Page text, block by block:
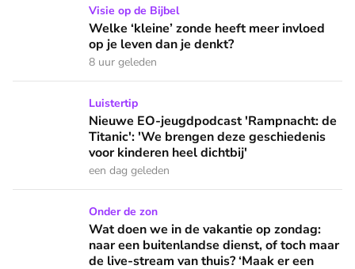
Welke ‘kleine’ zonde heeft meer invloed op je leven dan je
Visie op de Bijbel
Welke ‘kleine’ zonde heeft meer invloed
op je leven dan je denkt?
8 uur geleden
Nieuwe EO-jeugdpodcast 'Rampnacht: de Titanic': 'We
Luistertip
Nieuwe EO-jeugdpodcast 'Rampnacht: de
Titanic': 'We brengen deze geschiedenis
voor kinderen heel dichtbij'
een dag geleden
Wat doen we in de vakantie op zondag: naar een
Onder de zon
Wat doen we in de vakantie op zondag:
naar een buitenlandse dienst, of toch maar
de live-stream van thuis? ‘Maak er een